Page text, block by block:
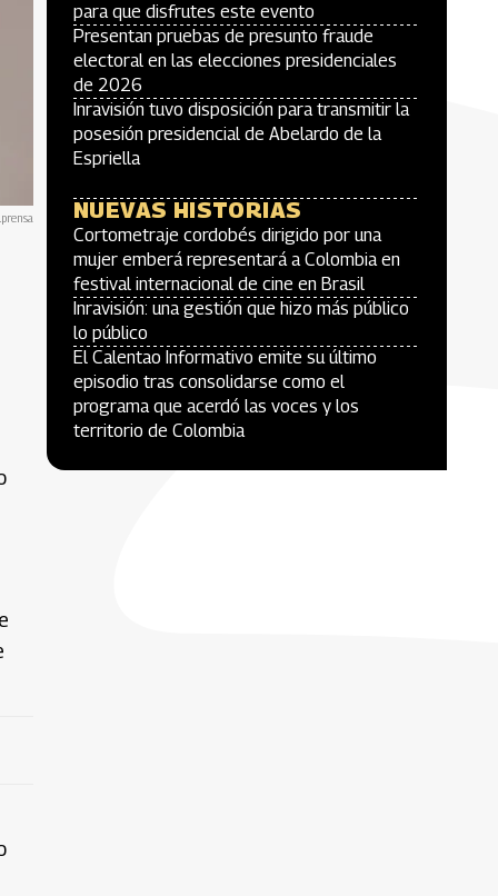
para que disfrutes este evento
Presentan pruebas de presunto fraude
electoral en las elecciones presidenciales
de 2026
Inravisión tuvo disposición para transmitir la
posesión presidencial de Abelardo de la
Espriella
NUEVAS HISTORIAS
Cortometraje cordobés dirigido por una
mujer emberá representará a Colombia en
festival internacional de cine en Brasil
Inravisión: una gestión que hizo más público
lo público
El Calentao Informativo emite su último
episodio tras consolidarse como el
programa que acerdó las voces y los
territorio de Colombia